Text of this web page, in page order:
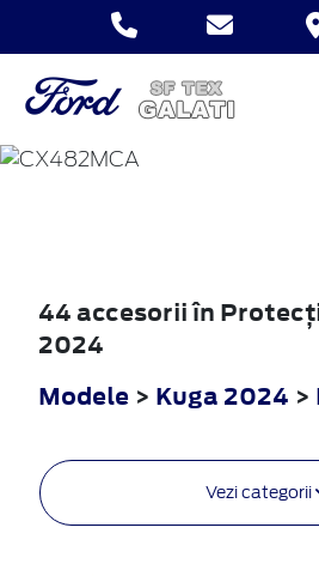
KUGA
44 accesorii în
2024
Modele > Kuga 2024 >
Vezi categorii